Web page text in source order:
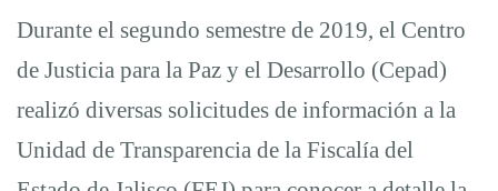
Durante el segundo semestre de 2019, el Centro
de Justicia para la Paz y el Desarrollo (Cepad)
realizó diversas solicitudes de información a la
Unidad de Transparencia de la Fiscalía del